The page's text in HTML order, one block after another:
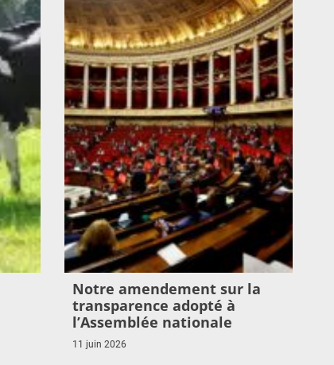
Notre amendement sur la
transparence adopté à
l’Assemblée nationale
11 juin 2026